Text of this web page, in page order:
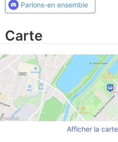
Parlons-en ensemble
Carte
Afficher la